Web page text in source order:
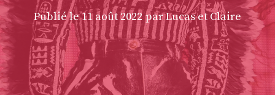
Publié le11 août 2022 par Lucas et Claire